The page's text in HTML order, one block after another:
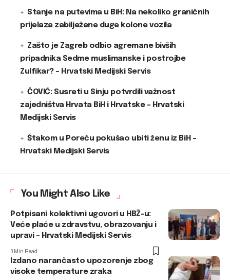
Stanje na putevima u BiH: Na nekoliko graničnih
prijelaza zabilježene duge kolone vozila
Zašto je Zagreb odbio agremane bivših
pripadnika Sedme muslimanske i postrojbe
Zulfikar? – Hrvatski Medijski Servis
ČOVIĆ: Susreti u Sinju potvrdili važnost
zajedništva Hrvata BiH i Hrvatske – Hrvatski
Medijski Servis
Štakom u Poreču pokušao ubiti ženu iz BiH –
Hrvatski Medijski Servis
You Might Also Like
Potpisani kolektivni ugovori u HBŽ-u:
Veće plaće u zdravstvu, obrazovanju i
upravi – Hrvatski Medijski Servis
3 Min Read
Izdano narančasto upozorenje zbog
visoke temperature zraka